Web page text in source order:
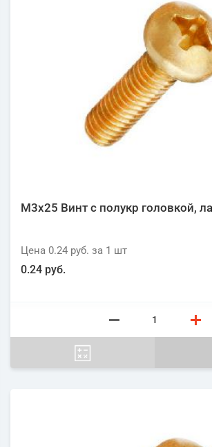
М3х25 Винт с полукр головкой,
Цена 0.24 руб. за 1 шт
0.24 руб.